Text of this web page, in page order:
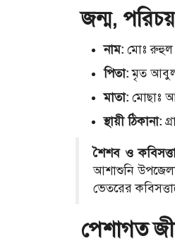
জন্ম,
নাম: মোঃ
পিতা:মৃত আবুল
মাতা: মোছাঃ
স্থায়ী ঠিকানা:
শৈশব ও
আশাশুনি
ভেতরের
পেশাগত